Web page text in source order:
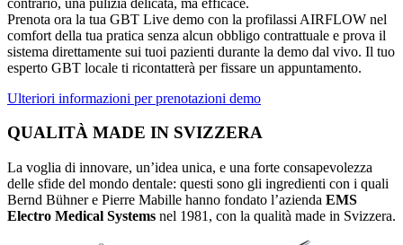
Prenota ora la tua GBT Live demo con la profilassi AIRFLOW nel
comfort della tua pratica senza alcun obbligo contrattuale e prova il
sistema direttamente sui tuoi pazienti durante la demo dal vivo. Il tuo
esperto GBT locale ti ricontatterà per fissare un appuntamento.
Ulteriori informazioni per prenotazioni demo
QUALITÀ MADE IN SVIZZERA
La voglia di innovare, un’idea unica, e una forte consapevolezza
delle sfide del mondo dentale: questi sono gli ingredienti con i quali
Bernd Bühner e Pierre Mabille hanno fondato l’azienda EMS
Electro Medical Systems nel 1981, con la qualità made in Svizzera.